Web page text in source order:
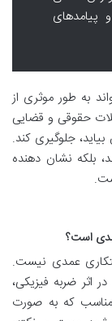
پیامدهای
به طور موثری از
حقوقی و قضایی
جلوگیری کند.
بلکه نشان دهنده
است؟
عمدی نیست.
اثر ضربه فیزیکی،
که به صورت